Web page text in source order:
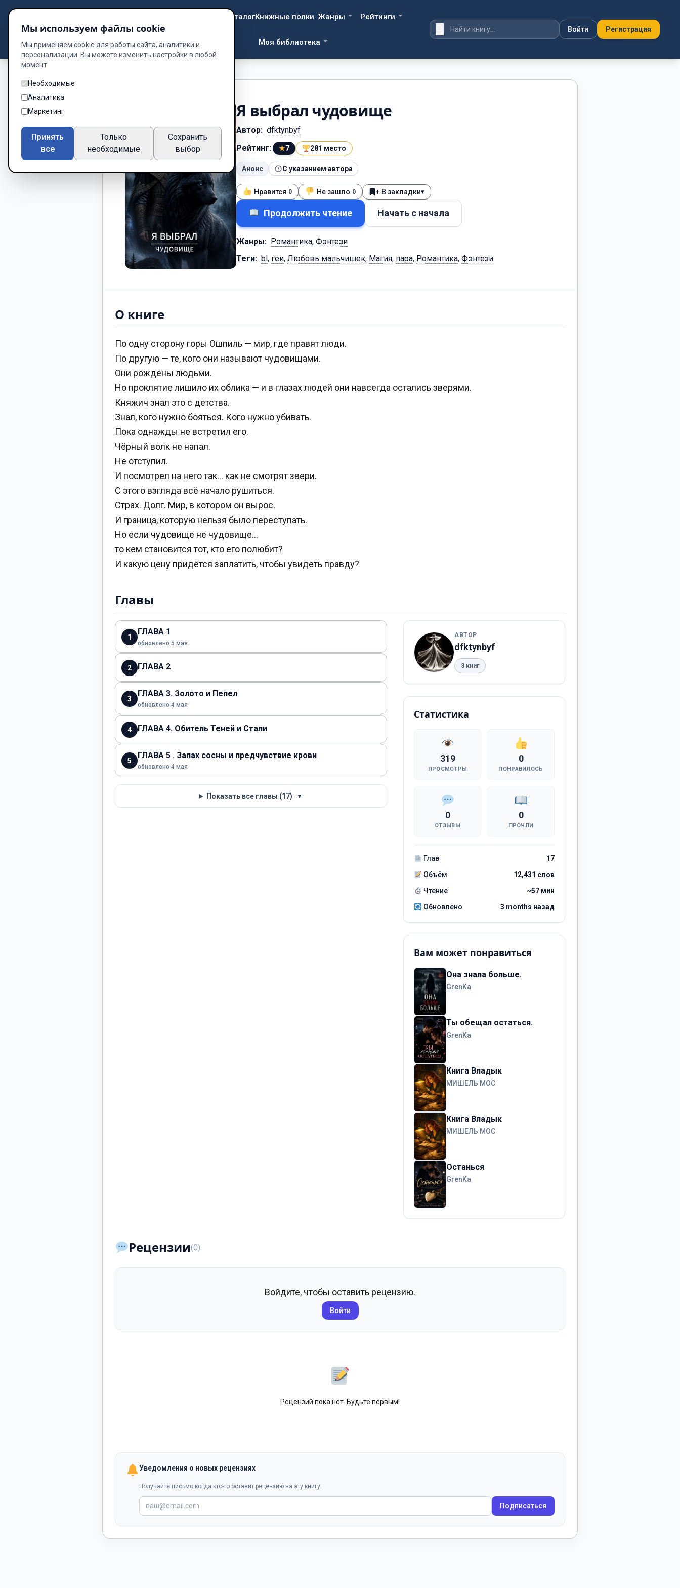
DzenWay Библиотека
КаталогКнижные полки Жанры Рейтинги
Моя библиотека
Войти Регистрация
Я выбрал чудовище
Автор: dfktynbyf
Рейтинг:
★7 281 место
Анонс С указанием автора
Нравится 0 Не зашло 0 + В закладки▾
Продолжить чтение Начать с начала
Жанры: Романтика, Фэнтези
Теги: bl , геи, Любовь мальчишек, Магия, пара, Романтика, Фэнтези
О книге
По одну сторону горы Ошпиль — мир, где правят люди.
По другую — те, кого они называют чудовищами.
Они рождены людьми.
Но проклятие лишило их облика — и в глазах людей они навсегда остались зверями.
Княжич знал это с детства.
Знал, кого нужно бояться. Кого нужно убивать.
Пока однажды не встретил его.
Чёрный волк не напал.
Не отступил.
И посмотрел на него так… как не смотрят звери.
С этого взгляда всё начало рушиться.
Страх. Долг. Мир, в котором он вырос.
И граница, которую нельзя было переступать.
Но если чудовище не чудовище…
то кем становится тот, кто его полюбит?
И какую цену придётся заплатить, чтобы увидеть правду?
Главы
1
ГЛАВА 1
обновлено 5 мая
2 ГЛАВА 2
3
ГЛАВА 3. Золото и Пепел
обновлено 4 мая
4 ГЛАВА 4. Обитель Теней и Стали
5
ГЛАВА 5 . Запах сосны и предчувствие крови
обновлено 4 мая
Показать все главы (17) ▼
АВТОР
dfktynbyf
3 книг
Статистика
319
ПРОСМОТРЫ
0
ПОНРАВИЛОСЬ
0
ОТЗЫВЫ
0
ПРОЧЛИ
Глав
17
Объём
12,431 слов
Чтение
~57 мин
Обновлено
3 months назад
Вам может понравиться
Она знала больше.
GrenKa
Ты обещал остаться.
GrenKa
Книга Владык
МИШЕЛЬ МОС
Книга Владык
МИШЕЛЬ МОС
Останься
GrenKa
Рецензии(0)
Войдите, чтобы оставить рецензию.
Войти
Рецензий пока нет. Будьте первым!
Уведомления о новых рецензиях
Получайте письмо когда кто-то оставит рецензию на эту книгу.
Подписаться
Мы используем файлы cookie
Мы применяем cookie для работы сайта, аналитики и
персонализации. Вы можете изменить настройки в любой
момент.
Необходимые
Аналитика
Маркетинг
Принять
все
Только
необходимые
Сохранить
выбор